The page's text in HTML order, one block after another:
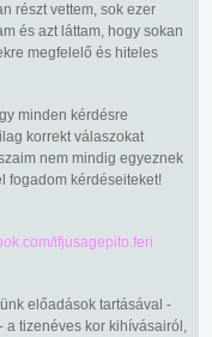
részt vettem, sok ezer
és azt láttam, hogy sokan
megfelelő és hiteles
minden kérdésre
korrekt válaszokat
nem mindig egyeznek
fogadom kérdéseiteket!
ifjusagepito.feri
előadások tartásával -
a tizenéves kor kihívásairól,